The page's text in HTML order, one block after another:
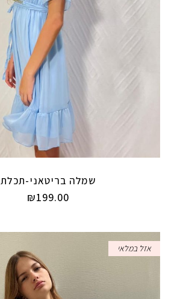
שמלה בריטאני-תכלת
₪199.00
אזל במלאי